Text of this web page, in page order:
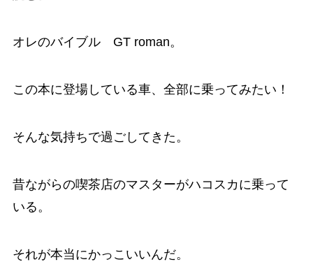
オレのバイブル GT roman。
この本に登場している車、全部に乗ってみたい！
そんな気持ちで過ごしてきた。
昔ながらの喫茶店のマスターがハコスカに乗って
いる。
それが本当にかっこいいんだ。